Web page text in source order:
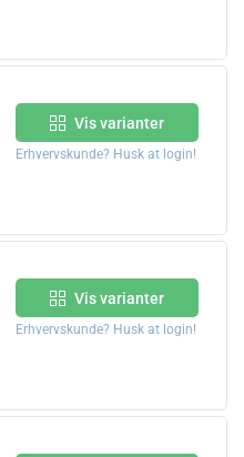
Vis varianter
Erhvervskunde? Husk at login!
Vis varianter
Erhvervskunde? Husk at login!